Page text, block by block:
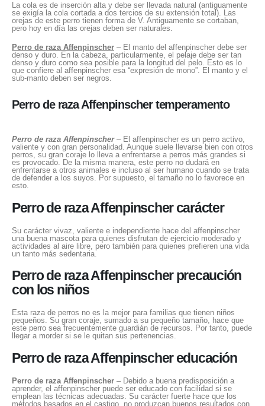
La cola es de inserción alta y debe ser llevada natural (antiguamente
se exigía la cola cortada a dos tercios de su extensión total). Las
orejas de este perro tienen forma de V. Antiguamente se cortaban,
pero hoy en día las orejas deben ser naturales.
Perro de raza Affenpinscher – El manto del affenpinscher debe ser
denso y duro. En la cabeza, particularmente, el pelaje debe ser tan
denso y duro como sea posible para la longitud del pelo. Esto es lo
que confiere al affenpinscher esa “expresión de mono”. El manto y el
sub-manto deben ser negros.
Perro de raza Affenpinscher temperamento
Perro de raza Affenpinscher– El affenpinscher es un perro activo,
valiente y con gran personalidad. Aunque suele llevarse bien con otros
perros, su gran coraje lo lleva a enfrentarse a perros más grandes si
es provocado. De la misma manera, este perro no dudará en
enfrentarse a otros animales e incluso al ser humano cuando se trata
de defender a los suyos. Por supuesto, el tamaño no lo favorece en
esto.
Perro de raza Affenpinscher carácter
Su carácter vivaz, valiente e independiente hace del affenpinscher
una buena mascota para quienes disfrutan de ejercicio moderado y
actividades al aire libre, pero también para quienes prefieren una vida
un tanto más sedentaria.
Perro de raza Affenpinscher precaución
con los niños
Esta raza de perros no es la mejor para familias que tienen niños
pequeños. Su gran coraje, sumado a su pequeño tamaño, hace que
este perro sea frecuentemente guardián de recursos. Por tanto, puede
llegar a morder si se le quitan sus pertenencias.
Perro de raza Affenpinscher educación
Perro de raza Affenpinscher – Debido a buena predisposición a
aprender, el affenpinscher puede ser educado con facilidad si se
emplean las técnicas adecuadas. Su carácter fuerte hace que los
métodos basados en el castigo, no produzcan buenos resultados con